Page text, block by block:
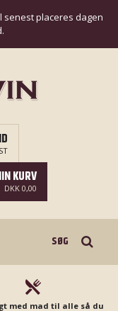
senest placeres dagen
KURV
DKK 0,00
med mad til alle så du